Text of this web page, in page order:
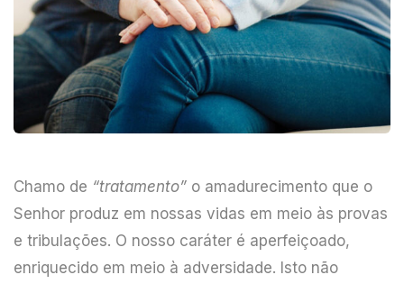
Chamo de “tratamento” o amadurecimento que o
Senhor produz em nossas vidas em meio às provas
e tribulações. O nosso caráter é aperfeiçoado,
enriquecido em meio à adversidade. Isto não